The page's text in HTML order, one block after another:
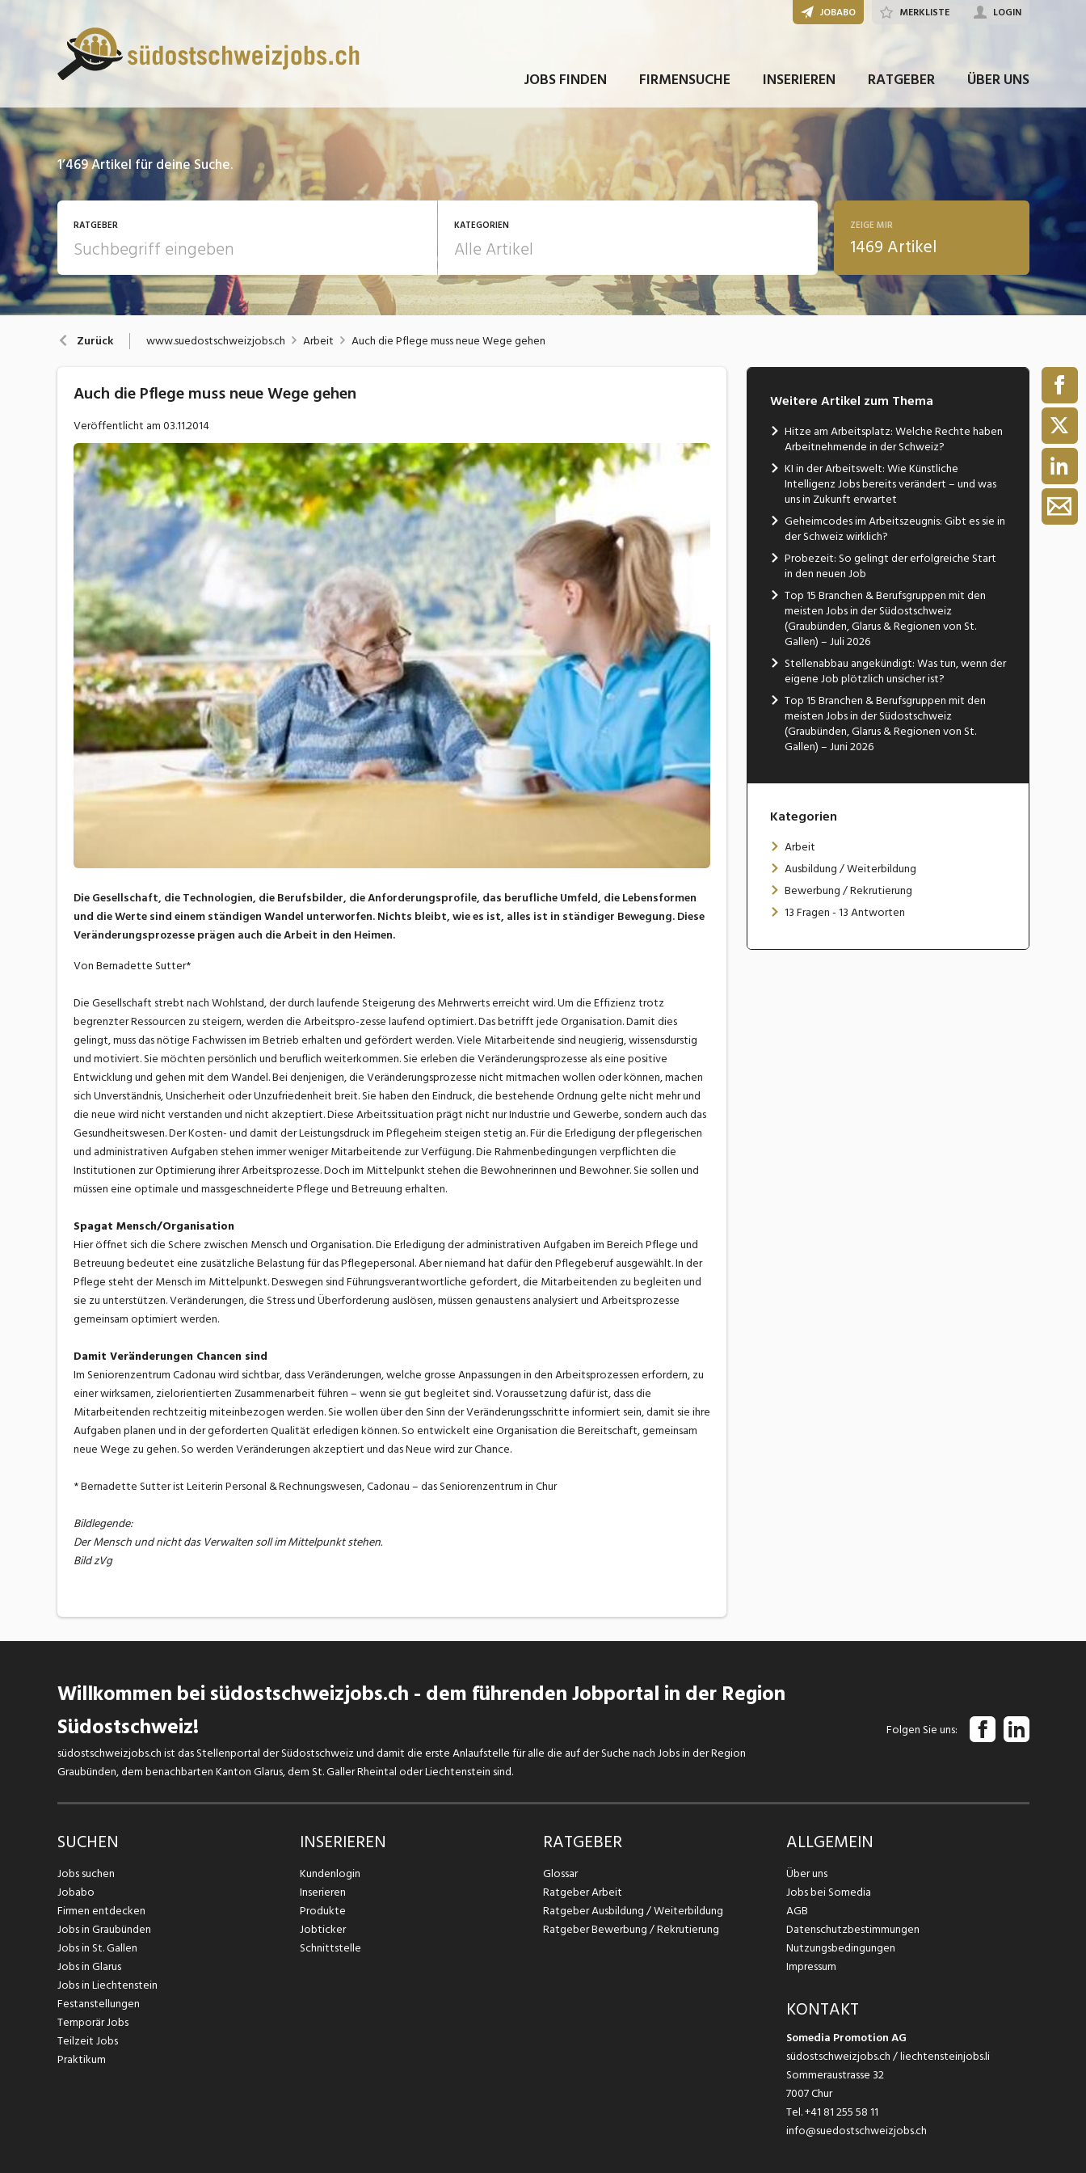
JOBS FINDEN FIRMENSUCHE INSERIEREN RATGEBER ÜBER UNS
JOBABO MERKLISTE LOGIN
1’469Artikel für deine Suche.
RATGEBER KATEGORIEN
13 Fragen - 13 Antworten Arbeit
Ausbildung / Weiterbildung
Bewerbung / Rekrutierung
ZEIGE MIR
1469 Artikel
Zurück www.suedostschweizjobs.ch Arbeit Auch die Pflege muss neue Wege gehen
Auch die Pflege muss neue Wege gehen
Veröffentlicht am03.11.2014
Die Gesellschaft, die Technologien, die Berufsbilder, die Anforderungsprofile, das berufliche Umfeld, die Lebensformen
und die Werte sind einem ständigen Wandel unterworfen. Nichts bleibt, wie es ist, alles ist in ständiger Bewegung. Diese
Veränderungsprozesse prägen auch die Arbeit in den Heimen.
Von Bernadette Sutter*
Die Gesellschaft strebt nach Wohlstand, der durch laufende Steigerung des Mehrwerts erreicht wird. Um die Effizienz trotz
begrenzter Ressourcen zu steigern, werden die Arbeitspro-zesse laufend optimiert. Das betrifft jede Organisation. Damit dies
gelingt, muss das nötige Fachwissen im Betrieb erhalten und gefördert werden. Viele Mitarbeitende sind neugierig, wissensdurstig
und motiviert. Sie möchten persönlich und beruflich weiterkommen. Sie erleben die Veränderungsprozesse als eine positive
Entwicklung und gehen mit dem Wandel. Bei denjenigen, die Veränderungsprozesse nicht mitmachen wollen oder können, machen
sich Unverständnis, Unsicherheit oder Unzufriedenheit breit. Sie haben den Eindruck, die bestehende Ordnung gelte nicht mehr und
die neue wird nicht verstanden und nicht akzeptiert. Diese Arbeitssituation prägt nicht nur Industrie und Gewerbe, sondern auch das
Gesundheitswesen. Der Kosten- und damit der Leistungsdruck im Pflegeheim steigen stetig an. Für die Erledigung der pflegerischen
und administrativen Aufgaben stehen immer weniger Mitarbeitende zur Verfügung. Die Rahmenbedingungen verpflichten die
Institutionen zur Optimierung ihrer Arbeitsprozesse. Doch im Mittelpunkt stehen die Bewohnerinnen und Bewohner. Sie sollen und
müssen eine optimale und massgeschneiderte Pflege und Betreuung erhalten.
Spagat Mensch/Organisation
Hier öffnet sich die Schere zwischen Mensch und Organisation. Die Erledigung der administrativen Aufgaben im Bereich Pflege und
Betreuung bedeutet eine zusätzliche Belastung für das Pflegepersonal. Aber niemand hat dafür den Pflegeberuf ausgewählt. In der
Pflege steht der Mensch im Mittelpunkt. Deswegen sind Führungsverantwortliche gefordert, die Mitarbeitenden zu begleiten und
sie zu unterstützen. Veränderungen, die Stress und Überforderung auslösen, müssen genaustens analysiert und Arbeitsprozesse
gemeinsam optimiert werden.
Damit Veränderungen Chancen sind
Im Seniorenzentrum Cadonau wird sichtbar, dass Veränderungen, welche grosse Anpassungen in den Arbeitsprozessen erfordern, zu
einer wirksamen, zielorientierten Zusammenarbeit führen – wenn sie gut begleitet sind. Voraussetzung dafür ist, dass die
Mitarbeitenden rechtzeitig miteinbezogen werden. Sie wollen über den Sinn der Veränderungsschritte informiert sein, damit sie ihre
Aufgaben planen und in der geforderten Qualität erledigen können. So entwickelt eine Organisation die Bereitschaft, gemeinsam
neue Wege zu gehen. So werden Veränderungen akzeptiert und das Neue wird zur Chance.
* Bernadette Sutter ist Leiterin Personal & Rechnungswesen, Cadonau – das Seniorenzentrum in Chur
Bildlegende:
Der Mensch und nicht das Verwalten soll im Mittelpunkt stehen.
Bild zVg
Weitere Artikel zum Thema
Hitze am Arbeitsplatz: Welche Rechte haben
Arbeitnehmende in der Schweiz?
KI in der Arbeitswelt: Wie Künstliche
Intelligenz Jobs bereits verändert – und was
uns in Zukunft erwartet
Geheimcodes im Arbeitszeugnis: Gibt es sie in
der Schweiz wirklich?
Probezeit: So gelingt der erfolgreiche Start
in den neuen Job
Top 15 Branchen & Berufsgruppen mit den
meisten Jobs in der Südostschweiz
(Graubünden, Glarus & Regionen von St.
Gallen) – Juli 2026
Stellenabbau angekündigt: Was tun, wenn der
eigene Job plötzlich unsicher ist?
Top 15 Branchen & Berufsgruppen mit den
meisten Jobs in der Südostschweiz
(Graubünden, Glarus & Regionen von St.
Gallen) – Juni 2026
Kategorien
Arbeit
Ausbildung / Weiterbildung
Bewerbung / Rekrutierung
13 Fragen - 13 Antworten
Willkommen bei südostschweizjobs.ch - dem führenden Jobportal in der Region
Südostschweiz!
südostschweizjobs.ch ist das Stellenportal der Südostschweiz und damit die erste Anlaufstelle für alle die auf der Suche nach Jobs in der Region
Graubünden, dem benachbarten Kanton Glarus, dem St. Galler Rheintal oder Liechtenstein sind.
Folgen Sie uns
SUCHEN
Jobs suchen
Jobabo
Firmen entdecken
Jobs in Graubünden
Jobs in St. Gallen
Jobs in Glarus
Jobs in Liechtenstein
Festanstellungen
Temporär Jobs
Teilzeit Jobs
Praktikum
INSERIEREN
Kundenlogin
Inserieren
Produkte
Jobticker
Schnittstelle
RATGEBER
Glossar
Ratgeber Arbeit
Ratgeber Ausbildung / Weiterbildung
Ratgeber Bewerbung / Rekrutierung
ALLGEMEIN
Über uns
Jobs bei Somedia
AGB
Datenschutzbestimmungen
Nutzungsbedingungen
Impressum
KONTAKT
Somedia Promotion AG
südostschweizjobs.ch / liechtensteinjobs.li
Sommeraustrasse 32
7007 Chur
Tel.+41 81 255 58 11
info@suedostschweizjobs.ch